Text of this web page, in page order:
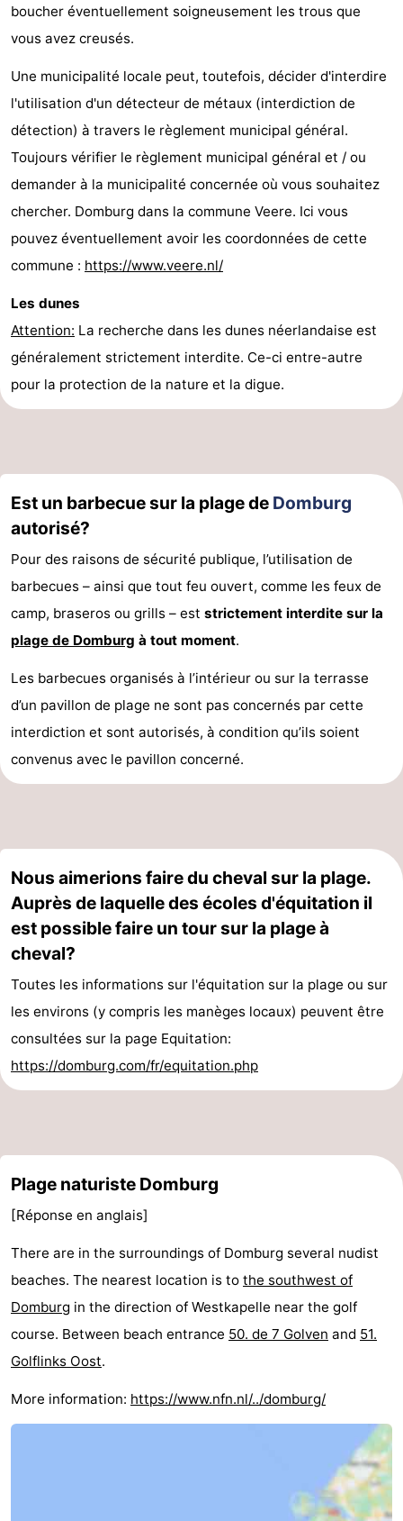
boucher éventuellement soigneusement les trous que
vous avez creusés.
Une municipalité locale peut, toutefois, décider d'interdire
l'utilisation d'un détecteur de métaux (interdiction de
détection) à travers le règlement municipal général.
Toujours vérifier le règlement municipal général et / ou
demander à la municipalité concernée où vous souhaitez
chercher. Domburg dans la commune Veere. Ici vous
pouvez éventuellement avoir les coordonnées de cette
commune : https://www.veere.nl/
Les dunes
Attention: La recherche dans les dunes néerlandaise est
généralement strictement interdite. Ce-ci entre-autre
pour la protection de la nature et la digue.
Est un barbecue sur la plage de Domburg
autorisé?
Pour des raisons de sécurité publique, l’utilisation de
barbecues – ainsi que tout feu ouvert, comme les feux de
camp, braseros ou grills – est strictement interdite sur la
plage de Domburg à tout moment.
Les barbecues organisés à l’intérieur ou sur la terrasse
d’un pavillon de plage ne sont pas concernés par cette
interdiction et sont autorisés, à condition qu’ils soient
convenus avec le pavillon concerné.
Nous aimerions faire du cheval sur la plage.
Auprès de laquelle des écoles d'équitation il
est possible faire un tour sur la plage à
cheval?
Toutes les informations sur l'équitation sur la plage ou sur
les environs (y compris les manèges locaux) peuvent être
consultées sur la page Equitation:
https://domburg.com/fr/equitation.php
Plage naturiste Domburg
[Réponse en anglais]
There are in the surroundings of Domburg several nudist
beaches. The nearest location is to the southwest of
Domburg in the direction of Westkapelle near the golf
course. Between beach entrance 50. de 7 Golven and 51.
Golflinks Oost.
More information: https://www.nfn.nl/../domburg/